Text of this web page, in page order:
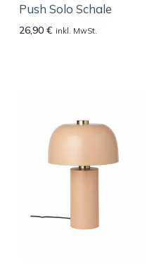
Push Solo Schale
26,90€ inkl. MwSt.